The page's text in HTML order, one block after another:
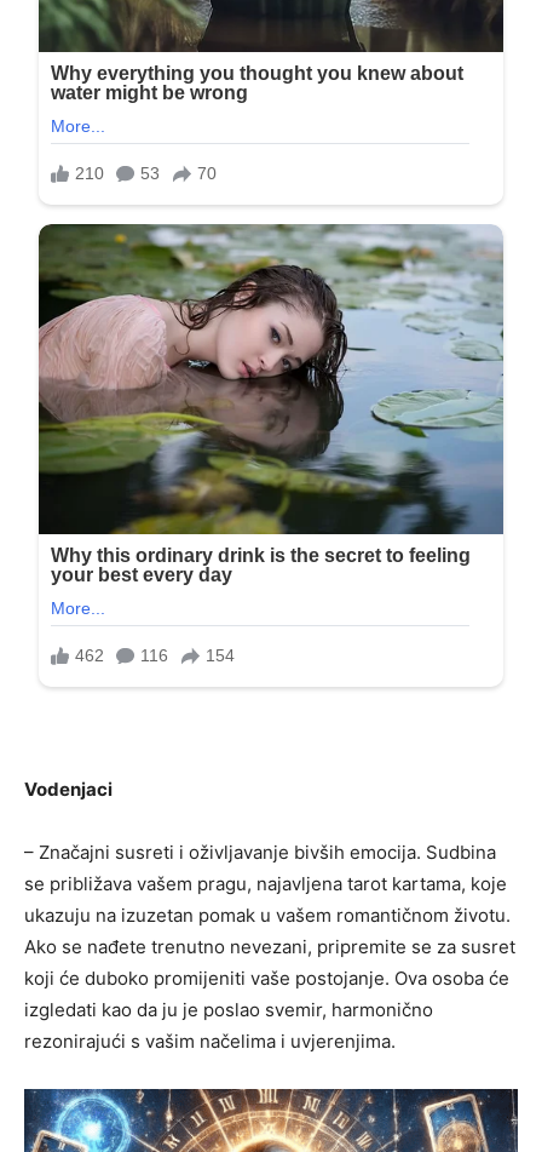
Vodenjaci
– Značajni susreti i oživljavanje bivših emocija. Sudbina
se približava vašem pragu, najavljena tarot kartama, koje
ukazuju na izuzetan pomak u vašem romantičnom životu.
Ako se nađete trenutno nevezani, pripremite se za susret
koji će duboko promijeniti vaše postojanje. Ova osoba će
izgledati kao da ju je poslao svemir, harmonično
rezonirajući s vašim načelima i uvjerenjima.